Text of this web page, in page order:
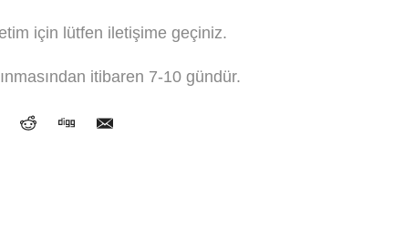
için lütfen iletişime geçiniz.
itibaren 7-10 gündür.